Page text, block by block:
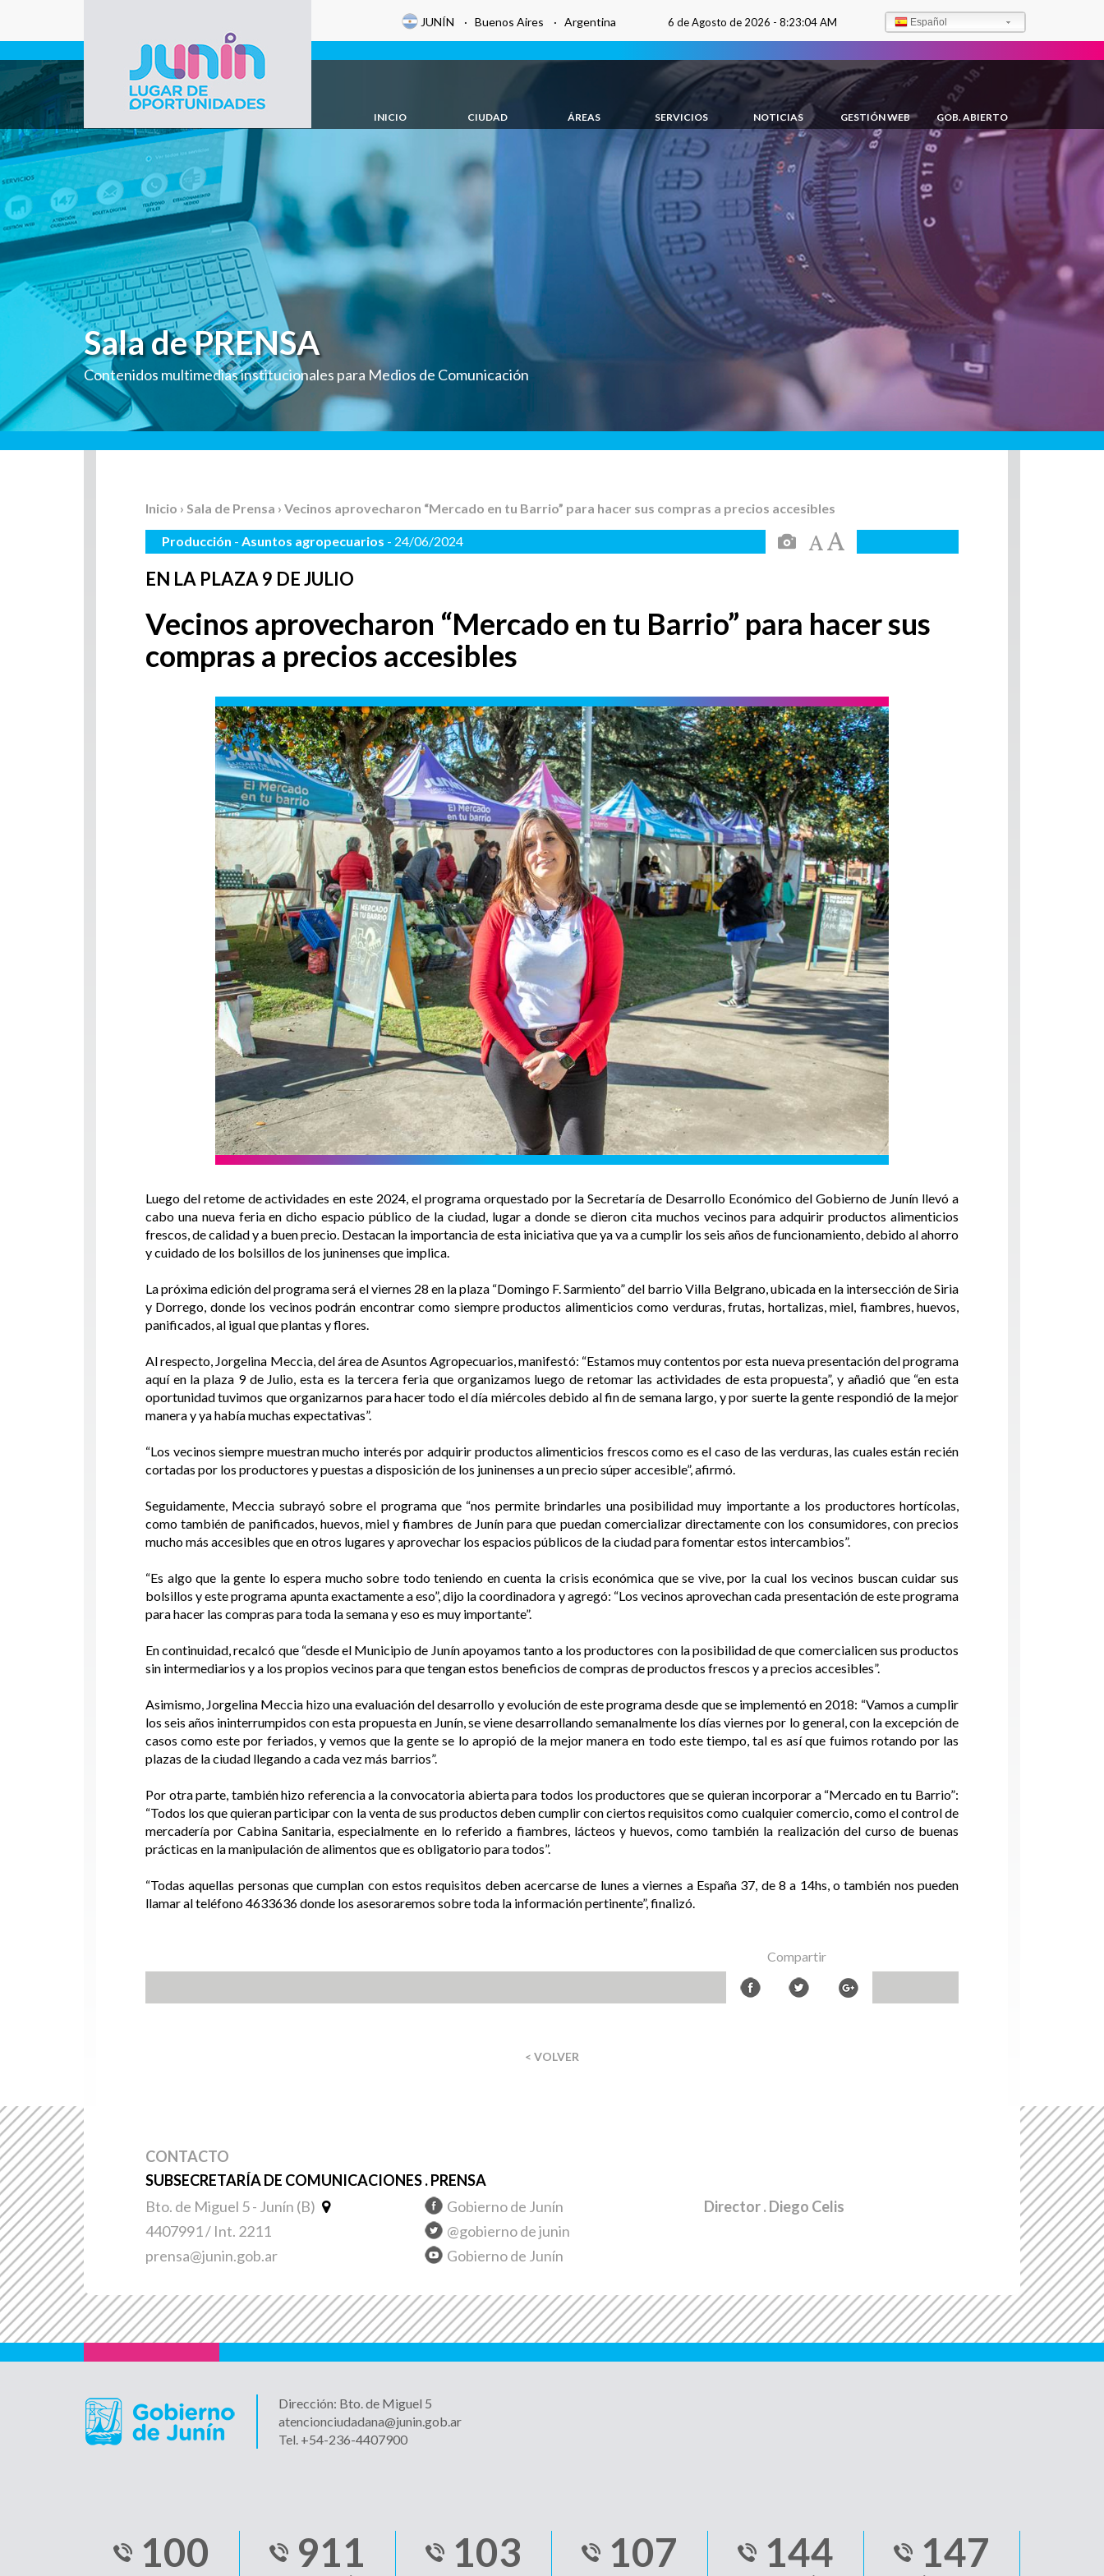
Gobierno de
Junín
JUNÍN · Buenos Aires · Argentina 6 de Agosto de 2026 - 8:23:06 AM Español
INICIO CIUDAD ÁREAS SERVICIOS NOTICIAS GESTIÓN WEB GOB. ABIERTO
Sala de PRENSA
Contenidos multimedias institucionales para Medios de Comunicación
Inicio › Sala de Prensa › Vecinos aprovecharon “Mercado en tu Barrio” para hacer sus compras a precios accesibles
Producción - Asuntos agropecuarios - 24/06/2024
EN LA PLAZA 9 DE JULIO
Vecinos aprovecharon “Mercado en tu Barrio” para hacer sus
compras a precios accesibles
Luego del retome de actividades en este 2024, el programa orquestado por la Secretaría de Desarrollo Económico del Gobierno de Junín llevó a
cabo una nueva feria en dicho espacio público de la ciudad, lugar a donde se dieron cita muchos vecinos para adquirir productos alimenticios
frescos, de calidad y a buen precio. Destacan la importancia de esta iniciativa que ya va a cumplir los seis años de funcionamiento, debido al ahorro
y cuidado de los bolsillos de los juninenses que implica.
La próxima edición del programa será el viernes 28 en la plaza “Domingo F. Sarmiento” del barrio Villa Belgrano, ubicada en la intersección de Siria
y Dorrego, donde los vecinos podrán encontrar como siempre productos alimenticios como verduras, frutas, hortalizas, miel, fiambres, huevos,
panificados, al igual que plantas y flores.
Al respecto, Jorgelina Meccia, del área de Asuntos Agropecuarios, manifestó: “Estamos muy contentos por esta nueva presentación del programa
aquí en la plaza 9 de Julio, esta es la tercera feria que organizamos luego de retomar las actividades de esta propuesta”, y añadió que “en esta
oportunidad tuvimos que organizarnos para hacer todo el día miércoles debido al fin de semana largo, y por suerte la gente respondió de la mejor
manera y ya había muchas expectativas”.
“Los vecinos siempre muestran mucho interés por adquirir productos alimenticios frescos como es el caso de las verduras, las cuales están recién
cortadas por los productores y puestas a disposición de los juninenses a un precio súper accesible”, afirmó.
Seguidamente, Meccia subrayó sobre el programa que “nos permite brindarles una posibilidad muy importante a los productores hortícolas,
como también de panificados, huevos, miel y fiambres de Junín para que puedan comercializar directamente con los consumidores, con precios
mucho más accesibles que en otros lugares y aprovechar los espacios públicos de la ciudad para fomentar estos intercambios”.
“Es algo que la gente lo espera mucho sobre todo teniendo en cuenta la crisis económica que se vive, por la cual los vecinos buscan cuidar sus
bolsillos y este programa apunta exactamente a eso”, dijo la coordinadora y agregó: “Los vecinos aprovechan cada presentación de este programa
para hacer las compras para toda la semana y eso es muy importante”.
En continuidad, recalcó que “desde el Municipio de Junín apoyamos tanto a los productores con la posibilidad de que comercialicen sus productos
sin intermediarios y a los propios vecinos para que tengan estos beneficios de compras de productos frescos y a precios accesibles”.
Asimismo, Jorgelina Meccia hizo una evaluación del desarrollo y evolución de este programa desde que se implementó en 2018: “Vamos a cumplir
los seis años ininterrumpidos con esta propuesta en Junín, se viene desarrollando semanalmente los días viernes por lo general, con la excepción de
casos como este por feriados, y vemos que la gente se lo apropió de la mejor manera en todo este tiempo, tal es así que fuimos rotando por las
plazas de la ciudad llegando a cada vez más barrios”.
Por otra parte, también hizo referencia a la convocatoria abierta para todos los productores que se quieran incorporar a “Mercado en tu Barrio”:
“Todos los que quieran participar con la venta de sus productos deben cumplir con ciertos requisitos como cualquier comercio, como el control de
mercadería por Cabina Sanitaria, especialmente en lo referido a fiambres, lácteos y huevos, como también la realización del curso de buenas
prácticas en la manipulación de alimentos que es obligatorio para todos”.
“Todas aquellas personas que cumplan con estos requisitos deben acercarse de lunes a viernes a España 37, de 8 a 14hs, o también nos pueden
llamar al teléfono 4633636 donde los asesoraremos sobre toda la información pertinente”, finalizó.
Compartir
< VOLVER
CONTACTO
SUBSECRETARÍA DE COMUNICACIONES . PRENSA
Bto. de Miguel 5 - Junín (B)
4407991 / Int. 2211
prensa@junin.gob.ar
Gobierno de Junín
@gobierno de junin
Gobierno de Junín
Director. Diego Celis
Dirección: Bto. de Miguel 5
atencionciudadana@junin.gob.ar
Tel. +54-236-4407900
100 911 103 107 144 147